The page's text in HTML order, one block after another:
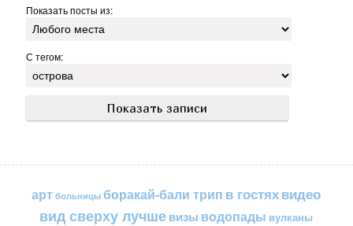
Показать посты из:
С тегом:
арт больницы боракай-бали трип в гостяхвидео
вид сверху лучшевизы водопады вулканы